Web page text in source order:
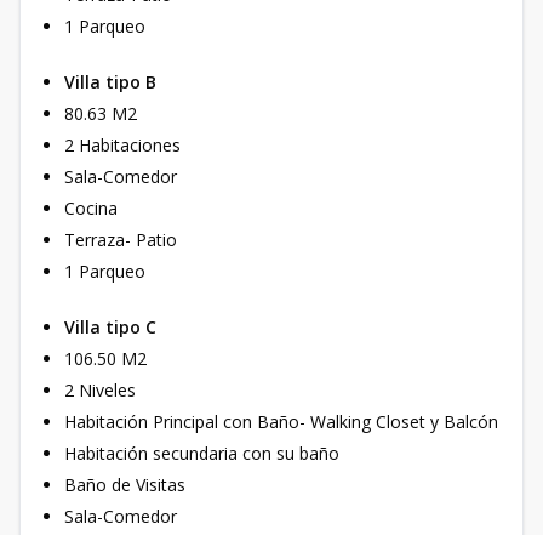
1 Parqueo
Villa tipo B
80.63 M2
2 Habitaciones
Sala-Comedor
Cocina
Terraza- Patio
1 Parqueo
Villa tipo C
106.50 M2
2 Niveles
Habitación Principal con Baño- Walking Closet y Balcón
Habitación secundaria con su baño
Baño de Visitas
Sala-Comedor